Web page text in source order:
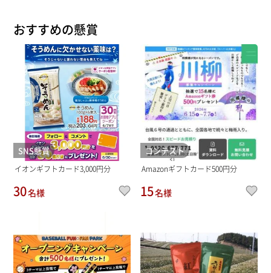
おすすめの懸賞
SNS懸賞
イオンギフトカード3,000円分
30名様
コンテスト
Amazonギフトカード500円分
15名様